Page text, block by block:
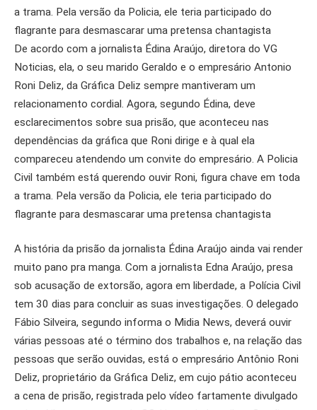
a trama. Pela versão da Policia, ele teria participado do
flagrante para desmascarar uma pretensa chantagista
De acordo com a jornalista Édina Araújo, diretora do VG
Noticias, ela, o seu marido Geraldo e o empresário Antonio
Roni Deliz, da Gráfica Deliz sempre mantiveram um
relacionamento cordial. Agora, segundo Édina, deve
esclarecimentos sobre sua prisão, que aconteceu nas
dependências da gráfica que Roni dirige e à qual ela
compareceu atendendo um convite do empresário. A Policia
Civil também está querendo ouvir Roni, figura chave em toda
a trama. Pela versão da Policia, ele teria participado do
flagrante para desmascarar uma pretensa chantagista
A história da prisão da jornalista Édina Araújo ainda vai render
muito pano pra manga. Com a jornalista Edna Araújo, presa
sob acusação de extorsão, agora em liberdade, a Polícia Civil
tem 30 dias para concluir as suas investigações. O delegado
Fábio Silveira, segundo informa o Midia News, deverá ouvir
várias pessoas até o término dos trabalhos e, na relação das
pessoas que serão ouvidas, está o empresário Antônio Roni
Deliz, proprietário da Gráfica Deliz, em cujo pátio aconteceu
a cena de prisão, registrada pelo vídeo fartamente divulgado